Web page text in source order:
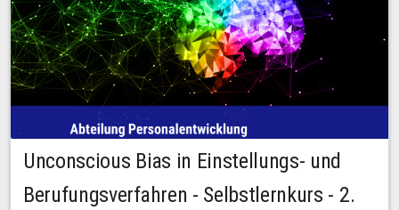
Unconscious Bias in Einstellungs- und
Berufungsverfahren - Selbstlernkurs - 2.